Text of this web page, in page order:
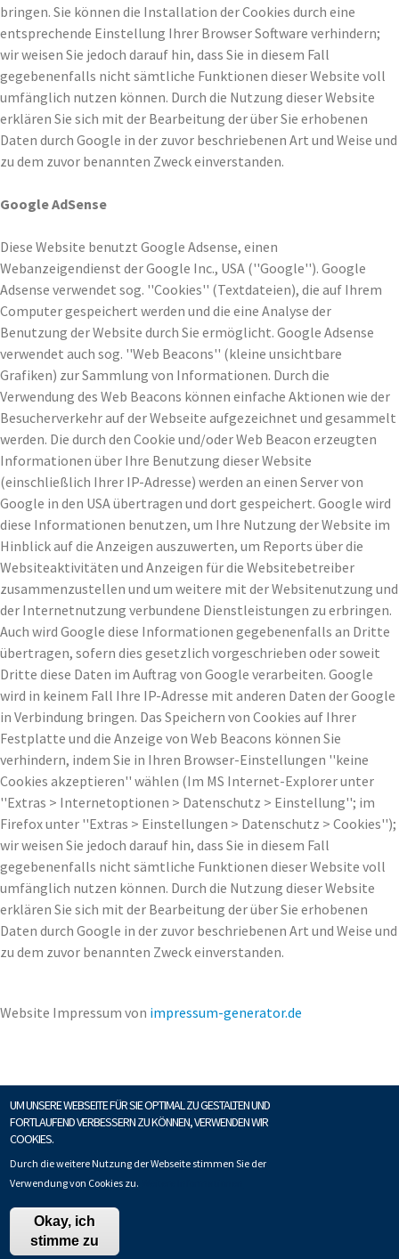
bringen. Sie können die Installation der Cookies durch eine
entsprechende Einstellung Ihrer Browser Software verhindern;
wir weisen Sie jedoch darauf hin, dass Sie in diesem Fall
gegebenenfalls nicht sämtliche Funktionen dieser Website voll
umfänglich nutzen können. Durch die Nutzung dieser Website
erklären Sie sich mit der Bearbeitung der über Sie erhobenen
Daten durch Google in der zuvor beschriebenen Art und Weise und
zu dem zuvor benannten Zweck einverstanden.
Google AdSense
Diese Website benutzt Google Adsense, einen
Webanzeigendienst der Google Inc., USA (''Google''). Google
Adsense verwendet sog. ''Cookies'' (Textdateien), die auf Ihrem
Computer gespeichert werden und die eine Analyse der
Benutzung der Website durch Sie ermöglicht. Google Adsense
verwendet auch sog. ''Web Beacons'' (kleine unsichtbare
Grafiken) zur Sammlung von Informationen. Durch die
Verwendung des Web Beacons können einfache Aktionen wie der
Besucherverkehr auf der Webseite aufgezeichnet und gesammelt
werden. Die durch den Cookie und/oder Web Beacon erzeugten
Informationen über Ihre Benutzung dieser Website
(einschließlich Ihrer IP-Adresse) werden an einen Server von
Google in den USA übertragen und dort gespeichert. Google wird
diese Informationen benutzen, um Ihre Nutzung der Website im
Hinblick auf die Anzeigen auszuwerten, um Reports über die
Websiteaktivitäten und Anzeigen für die Websitebetreiber
zusammenzustellen und um weitere mit der Websitenutzung und
der Internetnutzung verbundene Dienstleistungen zu erbringen.
Auch wird Google diese Informationen gegebenenfalls an Dritte
übertragen, sofern dies gesetzlich vorgeschrieben oder soweit
Dritte diese Daten im Auftrag von Google verarbeiten. Google
wird in keinem Fall Ihre IP-Adresse mit anderen Daten der Google
in Verbindung bringen. Das Speichern von Cookies auf Ihrer
Festplatte und die Anzeige von Web Beacons können Sie
verhindern, indem Sie in Ihren Browser-Einstellungen ''keine
Cookies akzeptieren'' wählen (Im MS Internet-Explorer unter
''Extras > Internetoptionen > Datenschutz > Einstellung''; im
Firefox unter ''Extras > Einstellungen > Datenschutz > Cookies'');
wir weisen Sie jedoch darauf hin, dass Sie in diesem Fall
gegebenenfalls nicht sämtliche Funktionen dieser Website voll
umfänglich nutzen können. Durch die Nutzung dieser Website
erklären Sie sich mit der Bearbeitung der über Sie erhobenen
Daten durch Google in der zuvor beschriebenen Art und Weise und
zu dem zuvor benannten Zweck einverstanden.
Website Impressum von impressum-generator.de
Copyright © Fuchshuber Techno-Tex GmbH Datenschutz
UM UNSERE WEBSEITE FÜR SIE OPTIMAL ZU GESTALTEN UND
FORTLAUFEND VERBESSERN ZU KÖNNEN, VERWENDEN WIR
COOKIES.
Durch die weitere Nutzung der Webseite stimmen Sie der
Verwendung von Cookies zu.
Okay, ich
stimme zu